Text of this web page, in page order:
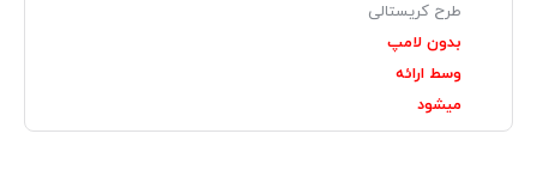
طرح کریستالی
بدون لامپ
وسط ارائه
میشود